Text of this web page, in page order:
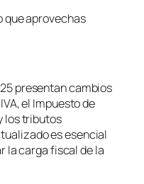
que aprovechas
presentan cambios
el Impuesto de
los tributos
es esencial
la carga fiscal de la